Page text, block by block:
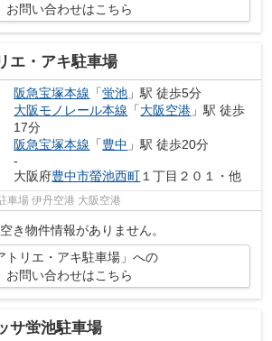
お問い合わせはこちら
エ・アキ駐車場
阪急宝塚本線 「蛍池 」駅 徒歩5分
大阪モノレール本線 「大阪空港 」駅 徒歩
17分
阪急宝塚本線 「豊中 」駅 徒歩20分
-
大阪府豊中市螢池西町１丁目２０１・他
車場 伊丹空港 大阪空港
き物件情報がありません。
トリエ・アキ駐車場」への
お問い合わせはこちら
サ蛍池駐車場